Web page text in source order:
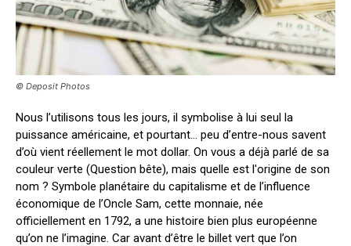
© Deposit Photos
Nous l’utilisons tous les jours, il symbolise à lui seul la
puissance américaine, et pourtant… peu d’entre-nous savent
d’où vient réellement le mot dollar. On vous a déjà parlé de sa
couleur verte (Question bête), mais quelle est l'origine de son
nom ? Symbole planétaire du capitalisme et de l’influence
économique de l’Oncle Sam, cette monnaie, née
officiellement en 1792, a une histoire bien plus européenne
qu’on ne l’imagine. Car avant d’être le billet vert que l’on